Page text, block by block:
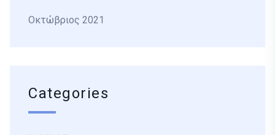
Οκτώβριος 2021
Categories